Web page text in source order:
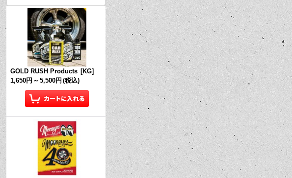
GOLD RUSH Products [KG]
1,650円 ～ 5,500円 (税込)